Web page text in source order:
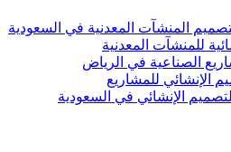
المنشآت المعدنية في السعودية
للمنشآت المعدنية
الصناعية في الرياض
الإنشائي للمشاريع
الإنشائي في السعودية